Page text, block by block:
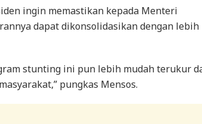
ingin memastikan kepada Menteri
dapat dikonsolidasikan dengan lebih
stunting ini pun lebih mudah terukur
pungkas Mensos.